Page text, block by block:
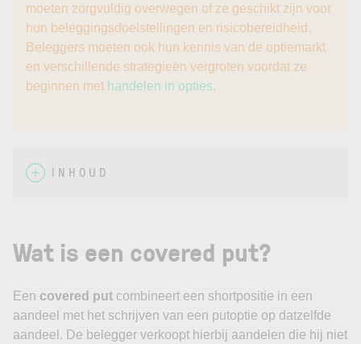
moeten zorgvuldig overwegen of ze geschikt zijn voor
hun beleggingsdoelstellingen en risicobereidheid.
Beleggers moeten ook hun kennis van de optiemarkt
en verschillende strategieën vergroten voordat ze
beginnen met handelen in opties.
INHOUD
Wat is een covered put?
Een covered put combineert een shortpositie in een
aandeel met het schrijven van een putoptie op datzelfde
aandeel. De belegger verkoopt hierbij aandelen die hij niet